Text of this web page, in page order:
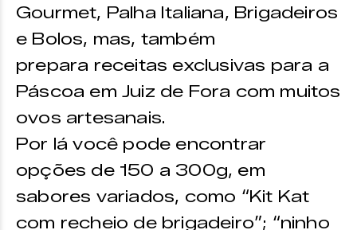
Gourmet, Palha Italiana, Brigadeiros
e Bolos, mas, também
prepara receitas exclusivas para a
Páscoa em Juiz de Fora com muitos
ovos artesanais.
Por lá você pode encontrar
opções de 150 a 300g, em
sabores variados, como “Kit Kat
com recheio de brigadeiro”; “ninho